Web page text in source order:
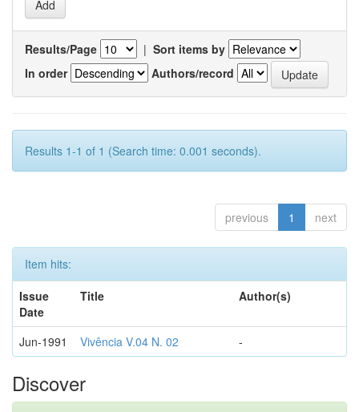
Results/Page | Sort items by
In order
Authors/record
Results 1-1 of 1 (Search time: 0.001 seconds).
previous 1 next
Item hits:
Issue
Date
Title Author(s)
Jun-1991 Vivência V.04 N. 02 -
Discover